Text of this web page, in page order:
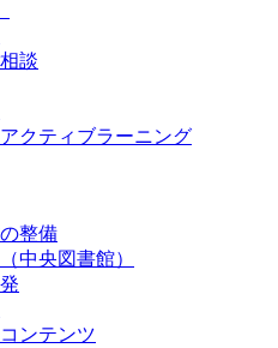
談
クティブラーニング
整備
中央図書館）
ンテンツ